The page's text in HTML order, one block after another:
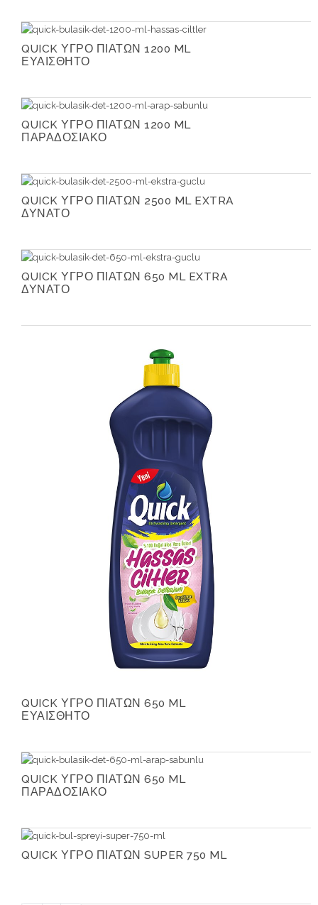
QUICK ΥΓΡΟ ΠΙΑΤΩΝ 1200 ML
ΕΥΑΙΣΘΗΤΟ
QUICK ΥΓΡΟ ΠΙΑΤΩΝ 1200 ML
ΠΑΡΑΔΟΣΙΑΚΟ
QUICK ΥΓΡΟ ΠΙΑΤΩΝ 2500 ML EXTRA
ΔΥΝΑΤΟ
QUICK ΥΓΡΟ ΠΙΑΤΩΝ 650 ML EXTRA
ΔΥΝΑΤΟ
QUICK ΥΓΡΟ ΠΙΑΤΩΝ 650 ML
ΕΥΑΙΣΘΗΤΟ
QUICK ΥΓΡΟ ΠΙΑΤΩΝ 650 ML
ΠΑΡΑΔΟΣΙΑΚΟ
QUICK ΥΓΡΟ ΠΙΑΤΩΝ SUPER 750 ML